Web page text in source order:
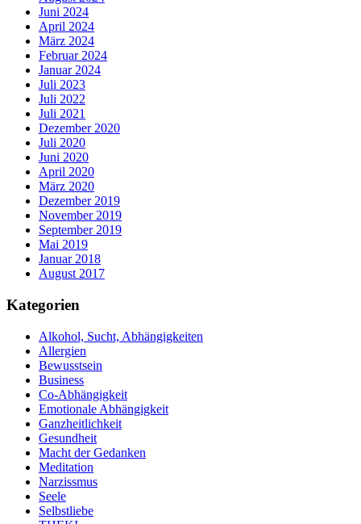
Juni 2024
April 2024
März 2024
Februar 2024
Januar 2024
Juli 2023
Juli 2022
Juli 2021
Dezember 2020
Juli 2020
Juni 2020
April 2020
März 2020
Dezember 2019
November 2019
September 2019
Mai 2019
Januar 2018
August 2017
Kategorien
Alkohol, Sucht, Abhängigkeiten
Allergien
Bewusstsein
Business
Co-Abhängigkeit
Emotionale Abhängigkeit
Ganzheitlichkeit
Gesundheit
Macht der Gedanken
Meditation
Narzissmus
Seele
Selbstliebe